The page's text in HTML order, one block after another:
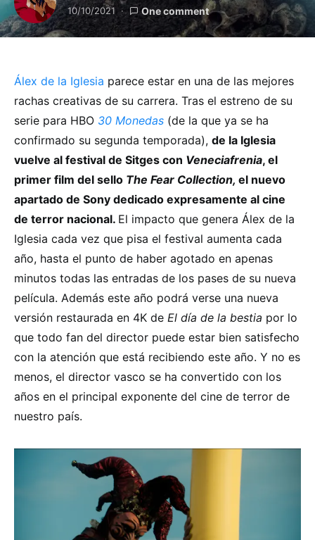
10/10/2021 One comment
Álex de la Iglesia parece estar en una de las mejores
rachas creativas de su carrera. Tras el estreno de su
serie para HBO 30 Monedas (de la que ya se ha
confirmado su segunda temporada), de la Iglesia
vuelve al festival de Sitges con Veneciafrenia, el
primer film del sello The Fear Collection, el nuevo
apartado de Sony dedicado expresamente al cine
de terror nacional. El impacto que genera Álex de la
Iglesia cada vez que pisa el festival aumenta cada
año, hasta el punto de haber agotado en apenas
minutos todas las entradas de los pases de su nueva
película. Además este año podrá verse una nueva
versión restaurada en 4K de El día de la bestia por lo
que todo fan del director puede estar bien satisfecho
con la atención que está recibiendo este año. Y no es
menos, el director vasco se ha convertido con los
años en el principal exponente del cine de terror de
nuestro país.